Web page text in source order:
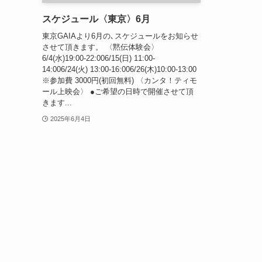
スケジュール〈東京〉6月
東京GAIAより6月の､スケジュールをお知らせ
させて頂きます。 〈黙伝体験会〉
6/4(水)19:00-22:006/15(日) 11:00-
14:006/24(火) 13:00-16:006/26(木)10:00-13:00
※参加費 3000円(初回無料) 〈カンタ！ティモ
ール上映会〉 ●ご希望の日時で開催させて頂
きます...
2025年6月4日